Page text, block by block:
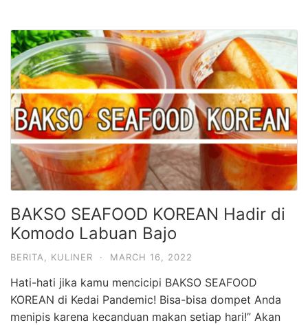
BAKSO SEAFOOD KOREAN Hadir di
Komodo Labuan Bajo
BERITA, KULINER · MARCH 16, 2022
Hati-hati jika kamu mencicipi BAKSO SEAFOOD
KOREAN di Kedai Pandemic! Bisa-bisa dompet Anda
menipis karena kecanduan makan setiap hari!” Akan